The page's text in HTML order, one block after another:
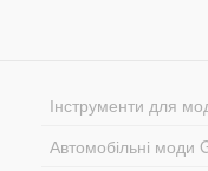
Інструменти для
Автомобільні моди